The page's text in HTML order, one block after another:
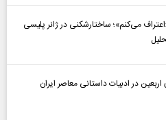
می‌کنم»؛ ساختارشکنی در ژانر پلیسی
اربعین در ادبیات داستانی معاصر ایران